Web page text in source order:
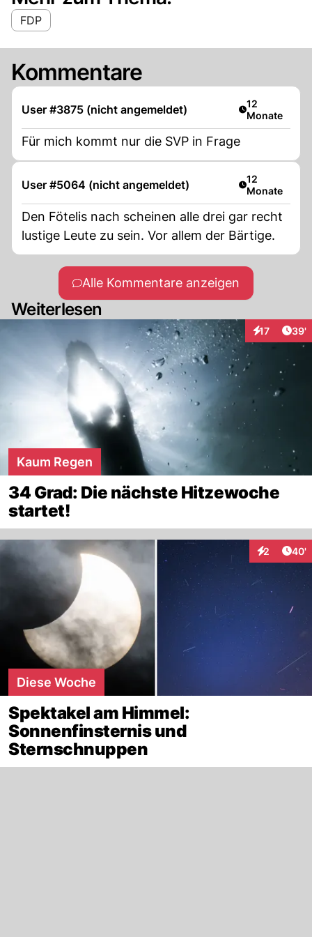
FDP
Kommentare
User #3875 (nicht angemeldet) Artikel
12
Monate
Für mich kommt nur die SVP in Frage
User #5064 (nicht angemeldet) Artikel
12
Monate
Den Fötelis nach scheinen alle drei gar recht
lustige Leute zu sein. Vor allem der Bärtige.
Alle Kommentare anzeigen
Weiterlesen
17
Interaktionen
39'
Kaum Regen
34 Grad: Die nächste Hitzewoche
startet!
2 40'
Diese Woche
Spektakel am Himmel:
Sonnenfinsternis und
Sternschnuppen